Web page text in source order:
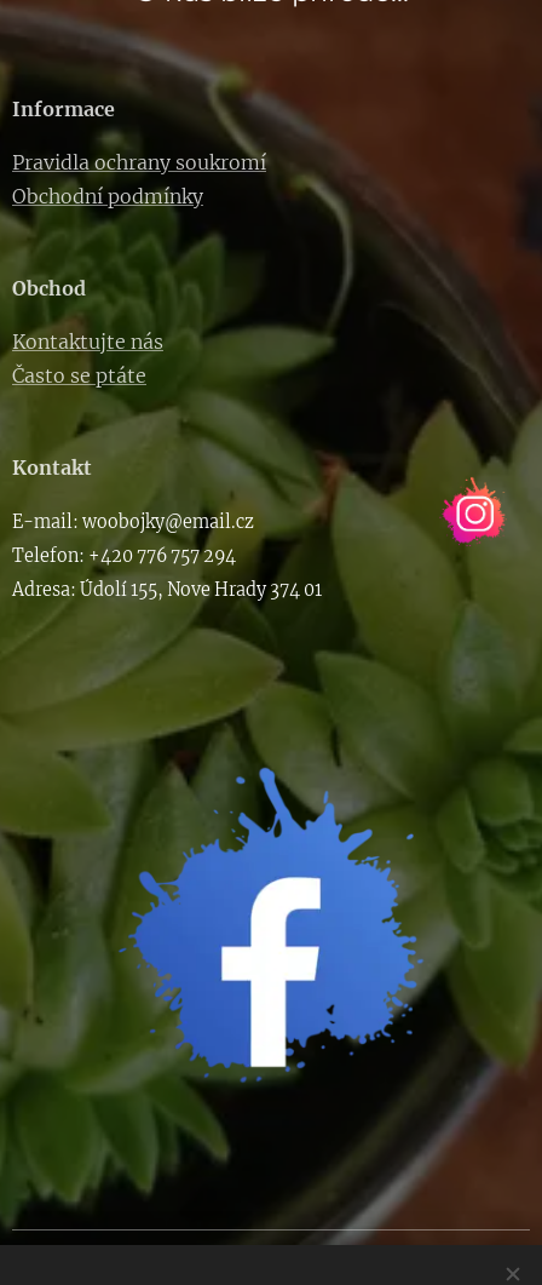
Informace
Pravidla ochrany soukromí
Obchodní podmínky
Obchod
Kontaktujte nás
Často se ptáte
Kontakt
E-mail: woobojky@email.cz
Telefon: +420 776 757 294
Adresa: Údolí 155, Nove Hrady 374 01